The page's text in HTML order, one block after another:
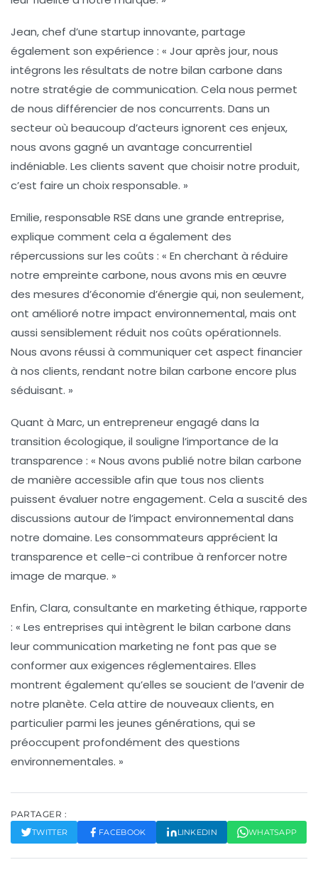
Jean, chef d’une startup innovante, partage
également son expérience : « Jour après jour, nous
intégrons les résultats de notre bilan carbone dans
notre stratégie de communication. Cela nous permet
de nous différencier de nos concurrents. Dans un
secteur où beaucoup d’acteurs ignorent ces enjeux,
nous avons gagné un avantage concurrentiel
indéniable. Les clients savent que choisir notre produit,
c’est faire un choix responsable. »
Emilie, responsable RSE dans une grande entreprise,
explique comment cela a également des
répercussions sur les coûts : « En cherchant à réduire
notre empreinte carbone, nous avons mis en œuvre
des mesures d’économie d’énergie qui, non seulement,
ont amélioré notre impact environnemental, mais ont
aussi sensiblement réduit nos coûts opérationnels.
Nous avons réussi à communiquer cet aspect financier
à nos clients, rendant notre bilan carbone encore plus
séduisant. »
Quant à Marc, un entrepreneur engagé dans la
transition écologique, il souligne l’importance de la
transparence : « Nous avons publié notre bilan carbone
de manière accessible afin que tous nos clients
puissent évaluer notre engagement. Cela a suscité des
discussions autour de l’impact environnemental dans
notre domaine. Les consommateurs apprécient la
transparence et celle-ci contribue à renforcer notre
image de marque. »
Enfin, Clara, consultante en marketing éthique, rapporte
: « Les entreprises qui intègrent le bilan carbone dans
leurcommunication marketing ne font pas que se
conformer aux exigences réglementaires. Elles
montrent également qu’elles se soucient de l’avenir de
notre planète. Cela attire de nouveaux clients, en
particulier parmi les jeunes générations, qui se
préoccupent profondément des questions
environnementales. »
PARTAGER :
TWITTER FACEBOOK LINKEDIN WHATSAPP